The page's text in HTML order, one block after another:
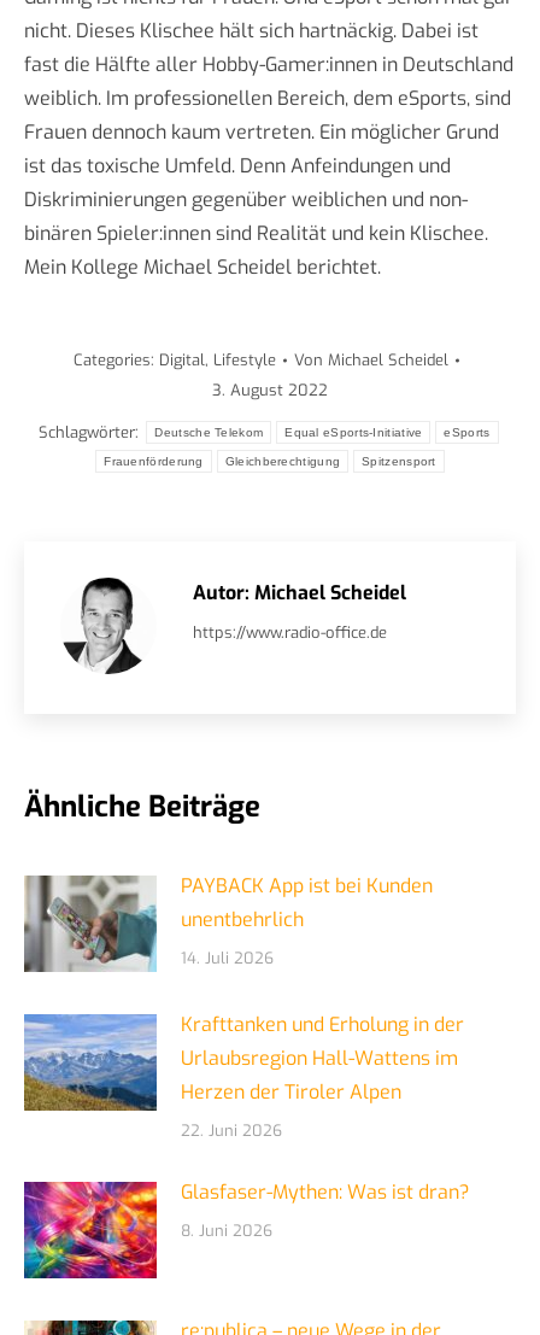
nicht. Dieses Klischee hält sich hartnäckig. Dabei ist
fast die Hälfte aller Hobby-Gamer:innen in Deutschland
weiblich. Im professionellen Bereich, dem eSports, sind
Frauen dennoch kaum vertreten. Ein möglicher Grund
ist das toxische Umfeld. Denn Anfeindungen und
Diskriminierungen gegenüber weiblichen und non-
binären Spieler:innen sind Realität und kein Klischee.
Mein Kollege Michael Scheidel berichtet.
Categories: Digital, Lifestyle Von Michael Scheidel
3. August 2022
Schlagwörter: Deutsche Telekom Equal eSports-Initiative eSports
Frauenförderung Gleichberechtigung Spitzensport
Autor: Michael Scheidel
https://www.radio-office.de
Ähnliche Beiträge
PAYBACK App ist bei Kunden
unentbehrlich
14. Juli 2026
Krafttanken und Erholung in der
Urlaubsregion Hall-Wattens im
Herzen der Tiroler Alpen
22. Juni 2026
Glasfaser-Mythen: Was ist dran?
8. Juni 2026